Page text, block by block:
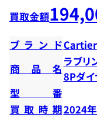
買取金額
ブランドCartier
商品名
ラブ
8Pダイ
型番
買取時期2024